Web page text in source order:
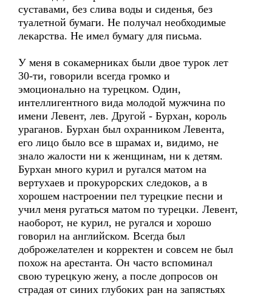
суставами, без слива воды и сиденья, без
туалетной бумаги. Не получал необходимые
лекарства. Не имел бумагу для письма.
У меня в сокамерниках были двое турок лет
30-ти, говорили всегда громко и
эмоционально на турецком. Один,
интеллигентного вида молодой мужчина по
имени Левент, лев. Другой - Бурхан, король
ураганов. Бурхан был охранником Левента,
его лицо было все в шрамах и, видимо, не
знало жалости ни к женщинам, ни к детям.
Бурхан много курил и ругался матом на
вертухаев и прокурорских следоков, а в
хорошем настроении пел турецкие песни и
учил меня ругаться матом по турецки. Левент,
наоборот, не курил, не ругался и хорошо
говорил на английском. Всегда был
доброжелателен и корректен и совсем не был
похож на арестанта. Он часто вспоминал
свою турецкую жену, а после допросов он
страдая от синих глубоких ран на запястьях